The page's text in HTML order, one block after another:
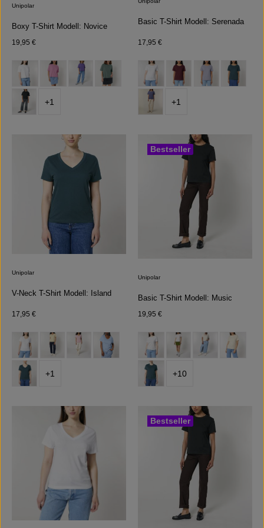
Unipolar
Boxy T-Shirt Modell: Novice
Regulärer Preis:
19,95 €
Farbe auswählen
(Diese Option ist zurzeit nicht verfügbar.)
(Diese Option ist zurzeit nicht verfügbar.)
+1
Basic T-Shirt Modell: Serenada
Regulärer Preis:
17,95 €
Farbe auswählen
+1
Unipolar
V-Neck T-Shirt Modell: Island
Regulärer Preis:
17,95 €
Farbe auswählen
+1
Bestseller
Unipolar
Basic T-Shirt Modell: Music
Regulärer Preis:
19,95 €
Farbe auswählen
+10
Bestseller